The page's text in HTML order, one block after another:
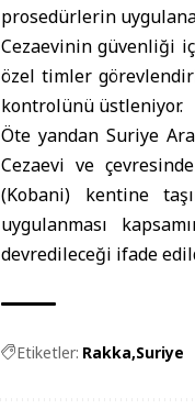
prosedürlerin
Cezaevinin güvenliği
özel timler
kontrolünü üstleniyor.
Öte yandan Suriye
Cezaevi ve
(Kobani) kentine
uygulanması
devredileceği ifade
Etiketler: Rakka Suriye